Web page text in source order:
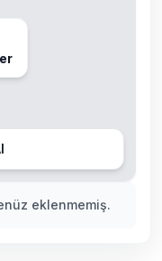
eklenmemiş.